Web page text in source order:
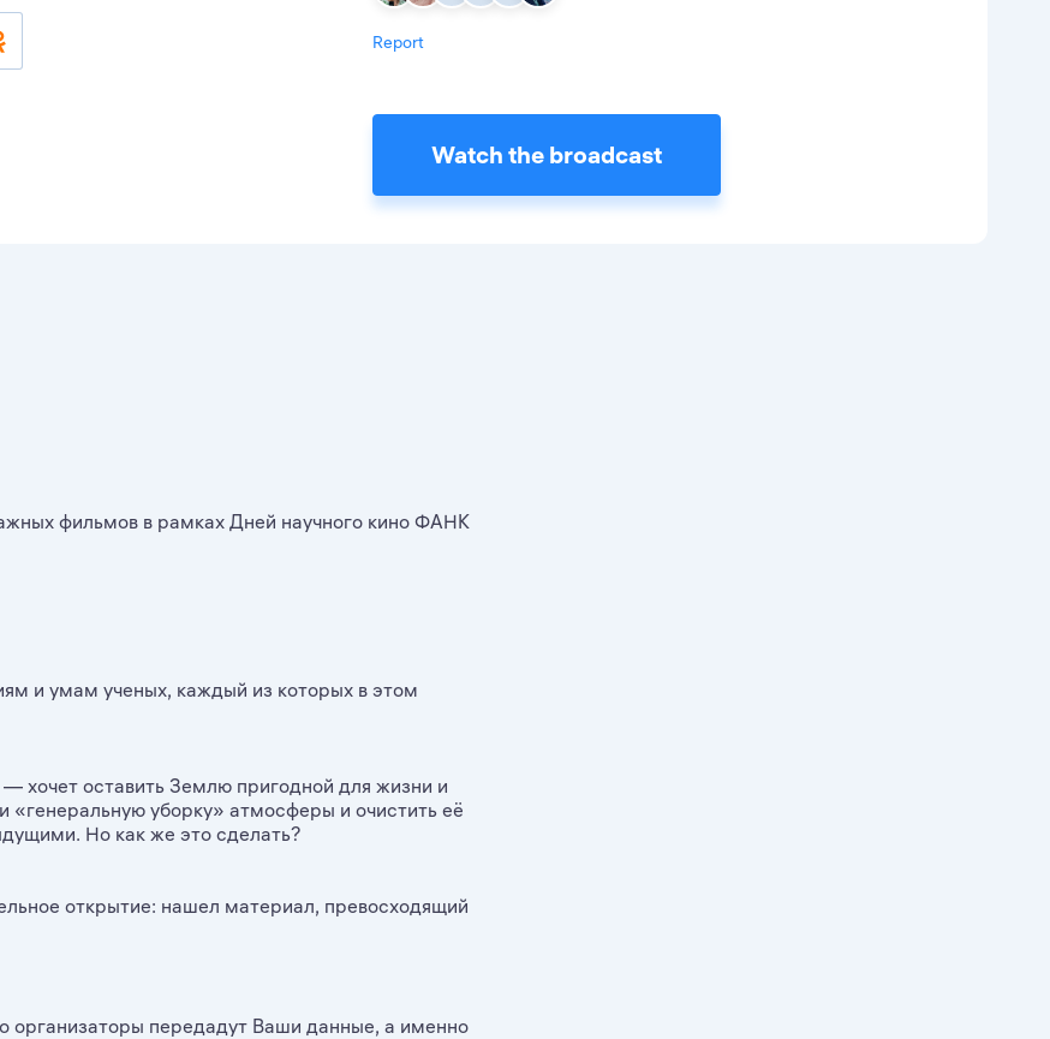
Report
Watch the broadcast
фильмов в рамках Дней научного кино ФАНК
и умам ученых, каждый из которых в этом
хочет оставить Землю пригодной для жизни и
«генеральную уборку» атмосферы и очистить её
Но как же это сделать?
открытие: нашел материал, превосходящий
организаторы передадут Ваши данные, а именно